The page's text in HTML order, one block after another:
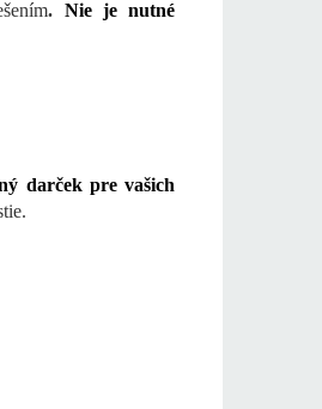
. Nie je nutné
darček pre vašich